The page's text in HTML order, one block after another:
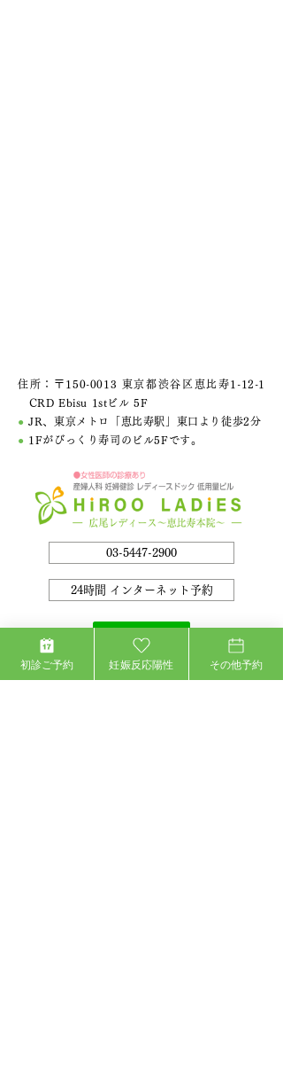
住所：〒150-0013 東京都渋谷区恵比寿1-12-1
CRD Ebisu 1stビル 5F
●JR、東京メトロ「恵比寿駅」東口より徒歩2分
● 1Fがびっくり寿司のビル5Fです。
03-5447-2900
24時間 インターネット予約
診療時間 月 火 水 木
初診ご予約 妊娠反応陽性 その他予約